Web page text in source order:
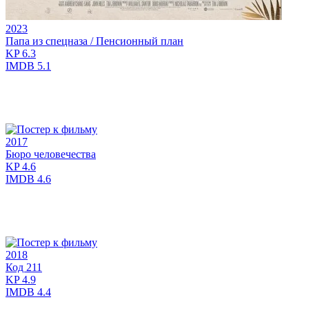
2023
Папа из спецназа / Пенсионный план
KP6.3
IMDB 5.1
2017
Бюро человечества
KP4.6
IMDB 4.6
2018
Код 211
KP4.9
IMDB 4.4